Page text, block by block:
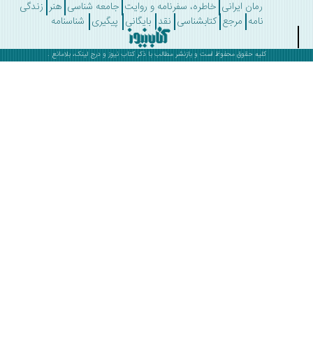
رمان ایرانی خاطره، سفرنامه و روایت جامعه شناسی هنر زندگی
مرجع کتابشناسی نقد بایگانی پیگیری شناسنامه
کلیه حقوق محفوظ است و بازنشر مطالب با ذکرکتاب نیوز و درج لینک، بلامانع .